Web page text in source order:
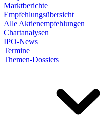
Marktberichte
Empfehlungsübersicht
Alle Aktienempfehlungen
Chartanalysen
IPO-News
Termine
Themen-Dossiers